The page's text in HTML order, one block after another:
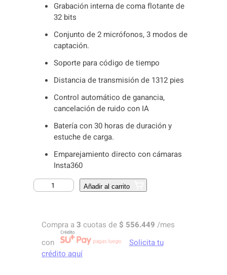
Grabación interna de coma flotante de
32 bits
Conjunto de 2 micrófonos, 3 modos de
captación.
Soporte para código de tiempo
Distancia de transmisión de 1312 pies
Control automático de ganancia,
cancelación de ruido con IA
Batería con 30 horas de duración y
estuche de carga.
Emparejamiento directo con cámaras
Insta360
M
Añadir al carrito
Compra a3 cuotas de $ 556.449 /mes
con
Solicita tu
crédito aquí